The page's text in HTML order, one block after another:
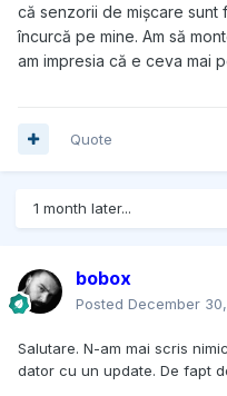
că senzorii de mișcare sunt
încurcă pe mine. Am să
am impresia că e ceva mai
Quote
1 month later...
bobox
Posted December
Salutare. N-am mai scris
dator cu un update. De fapt